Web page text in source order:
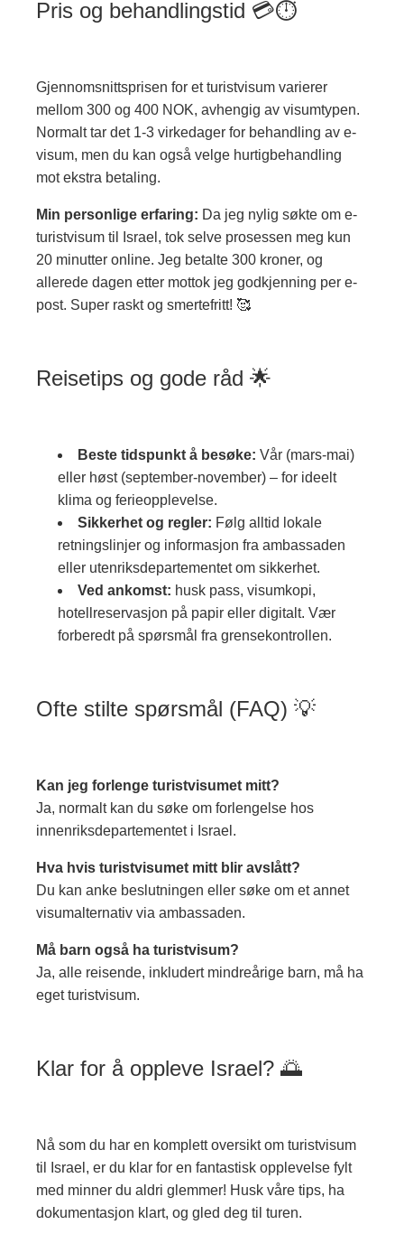
Pris og behandlingstid 💳⏱️
Gjennomsnittsprisen for et turistvisum varierer
mellom 300 og 400 NOK, avhengig av visumtypen.
Normalt tar det 1-3 virkedager for behandling av e-
visum, men du kan også velge hurtigbehandling
mot ekstra betaling.
Min personlige erfaring: Da jeg nylig søkte om e-
turistvisum til Israel, tok selve prosessen meg kun
20 minutter online. Jeg betalte 300 kroner, og
allerede dagen etter mottok jeg godkjenning per e-
post. Super raskt og smertefritt! 🥰
Reisetips og gode råd 🌟
Beste tidspunkt å besøke: Vår (mars-mai)
eller høst (september-november) – for ideelt
klima og ferieopplevelse.
Sikkerhet og regler: Følg alltid lokale
retningslinjer og informasjon fra ambassaden
eller utenriksdepartementet om sikkerhet.
Ved ankomst: husk pass, visumkopi,
hotellreservasjon på papir eller digitalt. Vær
forberedt på spørsmål fra grensekontrollen.
Ofte stilte spørsmål (FAQ) 💡
Kan jeg forlenge turistvisumet mitt?
Ja, normalt kan du søke om forlengelse hos
innenriksdepartementet i Israel.
Hva hvis turistvisumet mitt blir avslått?
Du kan anke beslutningen eller søke om et annet
visumalternativ via ambassaden.
Må barn også ha turistvisum?
Ja, alle reisende, inkludert mindreårige barn, må ha
eget turistvisum.
Klar for å oppleve Israel? 🌅
Nå som du har en komplett oversikt om turistvisum
til Israel, er du klar for en fantastisk opplevelse fylt
med minner du aldri glemmer! Husk våre tips, ha
dokumentasjon klart, og gled deg til turen.